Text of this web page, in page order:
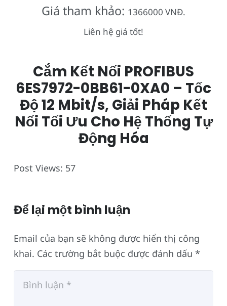
Giá tham khảo: 1366000 VNĐ.
Liên hệ giá tốt!
Cắm Kết Nối PROFIBUS
6ES7972-0BB61-0XA0 – Tốc
Độ 12 Mbit/s, Giải Pháp Kết
Nối Tối Ưu Cho Hệ Thống Tự
Động Hóa
Post Views: 57
Để lại một bình luận
Email của bạn sẽ không được hiển thị công
khai. Các trường bắt buộc được đánh dấu *